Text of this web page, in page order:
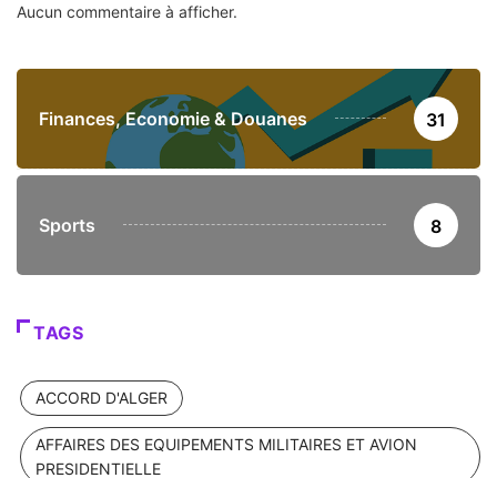
Aucun commentaire à afficher.
Finances, Economie & Douanes 31
Sports 8
TAGS
ACCORD D'ALGER
AFFAIRES DES EQUIPEMENTS MILITAIRES ET AVION
PRESIDENTIELLE